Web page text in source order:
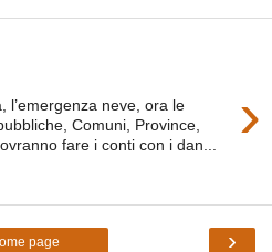
›
l’emergenza neve, ora le
Comuni, Province,
fare i conti con i dan...
›
page